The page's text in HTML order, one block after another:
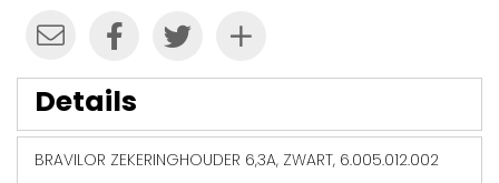
Details
BRAVILOR ZEKERINGHOUDER 6,3A, ZWART, 6.005.012.002